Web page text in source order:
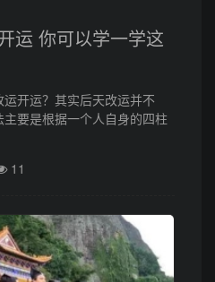
运 你可以学一学这
开运？其实后天改运并不
要是根据一个人自身的四柱
11